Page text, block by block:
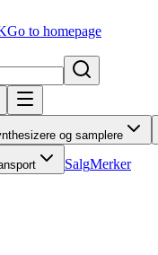
Go to homepage
og samplere
SalgMerker